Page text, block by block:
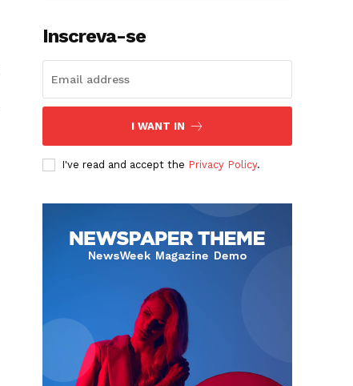
Inscreva-se
I WANT IN
I've read and accept the Privacy Policy.